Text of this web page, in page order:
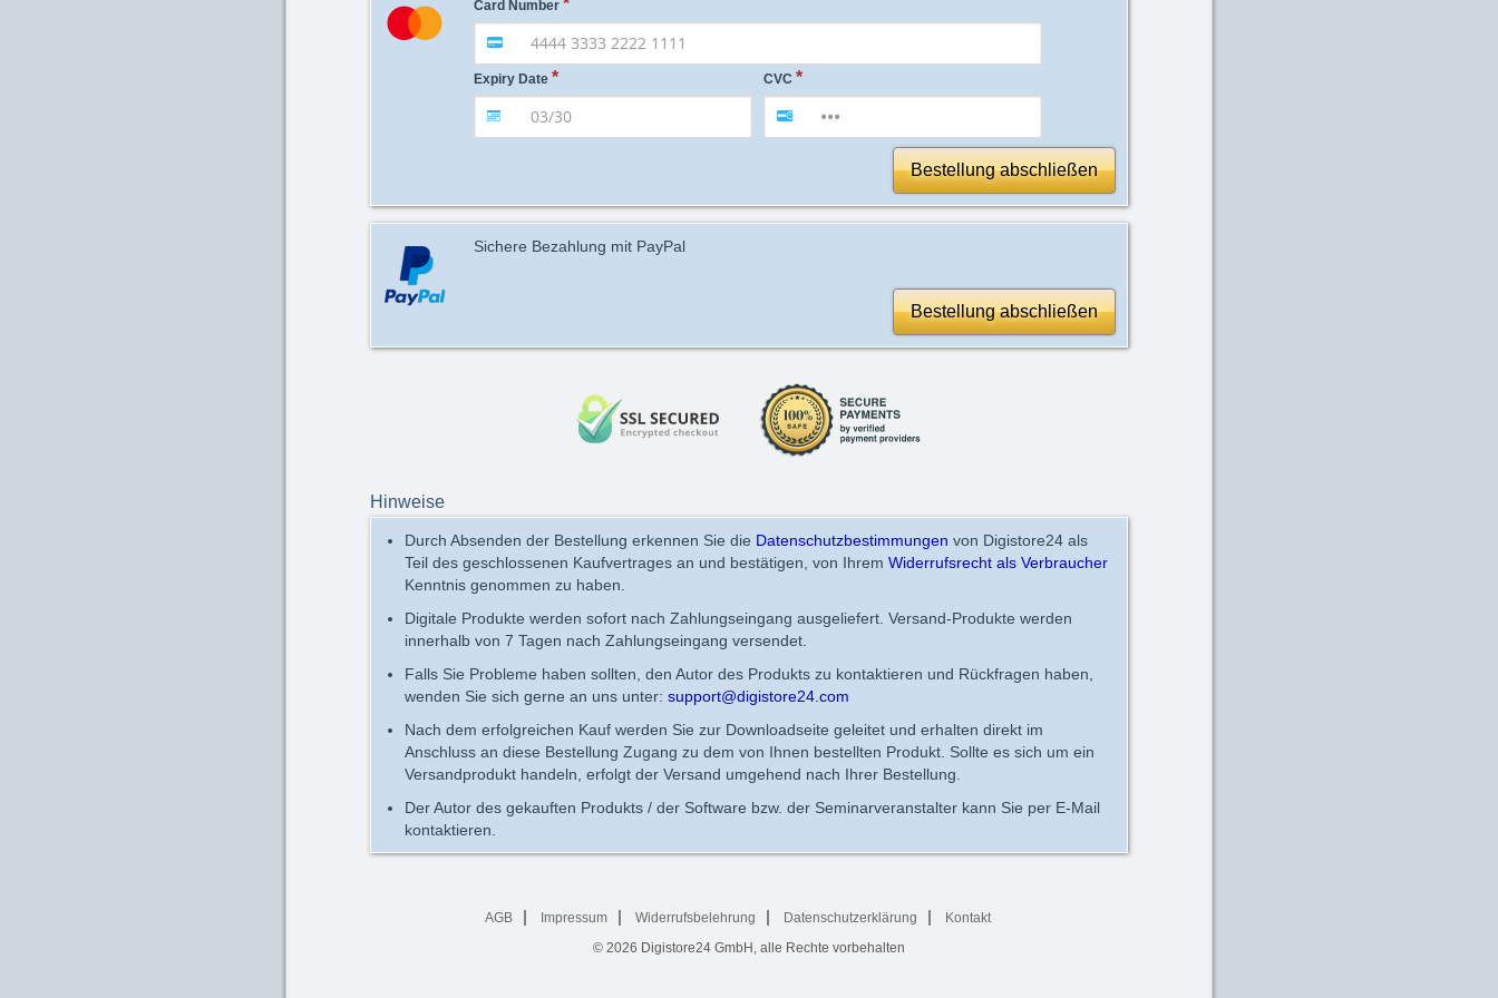
Card Number
Expiry Date CVC
Bestellung abschließen
Sichere Bezahlung mit PayPal
Bestellung abschließen
Hinweise
Durch Absenden der Bestellung erkennen Sie die Datenschutzbestimmungen von Digistore24 als
Teil des geschlossenen Kaufvertrages an und bestätigen, von Ihrem Widerrufsrecht als Verbraucher
Kenntnis genommen zu haben.
Digitale Produkte werden sofort nach Zahlungseingang ausgeliefert. Versand-Produkte werden
innerhalb von 7 Tagen nach Zahlungseingang versendet.
Falls Sie Probleme haben sollten, den Autor des Produkts zu kontaktieren und Rückfragen haben,
wenden Sie sich gerne an uns unter: support@digistore24.com
Nach dem erfolgreichen Kauf werden Sie zur Downloadseite geleitet und erhalten direkt im
Anschluss an diese Bestellung Zugang zu dem von Ihnen bestellten Produkt. Sollte es sich um ein
Versandprodukt handeln, erfolgt der Versand umgehend nach Ihrer Bestellung.
Der Autor des gekauften Produkts / der Software bzw. der Seminarveranstalter kann Sie per E-Mail
kontaktieren.
AGB Impressum Widerrufsbelehrung Datenschutzerklärung
Kontakt
© 2026 Digistore24 GmbH, alle Rechte vorbehalten